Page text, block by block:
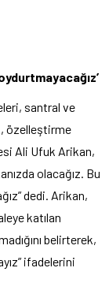
santral ve
özelleştirme
Ali Ufuk Arikan,
olacağız. Bu
dedi. Arikan,
katılan
belirterek,
ifadelerini